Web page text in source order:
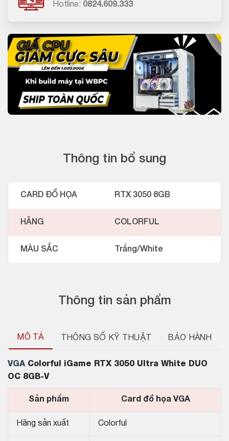
Hotline: 0824.609.333
Thông tin sản phẩm
MÔ TẢ THÔNG SỐ KỸ THUẬT BẢO HÀNH
VGA Colorful iGame RTX 3050 Ultra White DUO
OC 8GB-V
Sản phẩm Card đồ họa VGA
Hãng sản xuất Colorful
Thông tin bổ sung
CARD ĐỒ HỌA RTX 3050 8GB
HÃNG COLORFUL
MÀU SẮC Trắng/White